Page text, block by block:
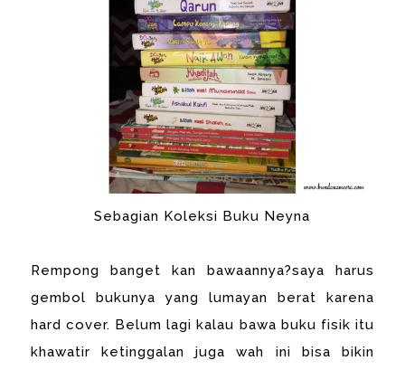
Sebagian Koleksi Buku Neyna
Rempong banget kan bawaannya?saya harus
gembol bukunya yang lumayan berat karena
hard cover. Belum lagi kalau bawa buku fisik itu
khawatir ketinggalan juga wah ini bisa bikin